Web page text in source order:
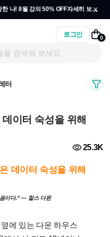
나! 8월 강의 50% OFF자세히 보기
x
로그인 0
터
이터 숙성을 위해
25.3K
데이터 숙성을 위해
이다.” — 찰스 다윈
에 있는 다운 하우스